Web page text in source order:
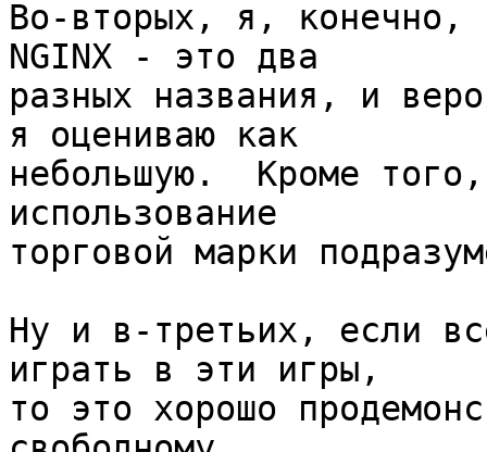
Во-вторых, я,
NGINX - это два
разных названия, и
я оцениваю как
небольшую.  Кроме
использование
торговой марки
Ну и в-третьих, если
играть в эти игры,
то это хорошо